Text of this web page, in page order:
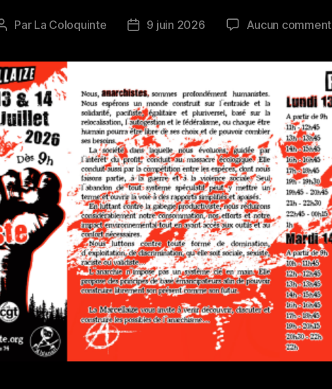
Auteur
l’article
Par La Coloquinte
Date
l’article
9 juin 2026 Aucun